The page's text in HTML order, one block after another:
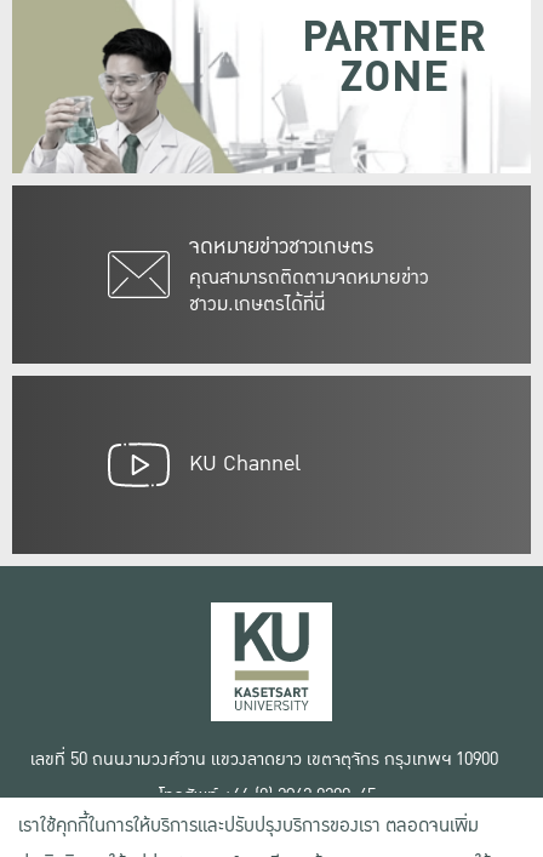
จดหมายข่าวชาวเกษตร
คุณสามารถติดตามจดหมายข่าว
ชาวม.เกษตรได้ที่นี่
PARTNER
ZONE
KU Channel
เลขที่ 50 ถนนงามวงศ์วาน แขวงลาดยาว เขตจตุจักร กรุงเทพฯ 10900
โทรศัพท์ +66 (0) 2942 8200-45
เงื่อนไขการใช้งานเว็บไซต์
เราใช้คุกกี้ในการให้บริการและปรับปรุงบริการของเรา ตลอดจนเพิ่ม